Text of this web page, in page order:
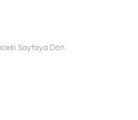
Sayfaya Dön